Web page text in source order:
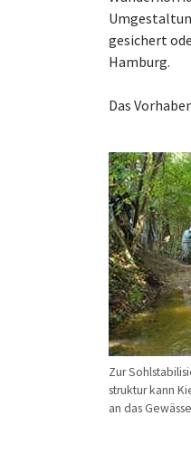
Zur
struktur kann
an das
gesichert
Hamburg.
Das